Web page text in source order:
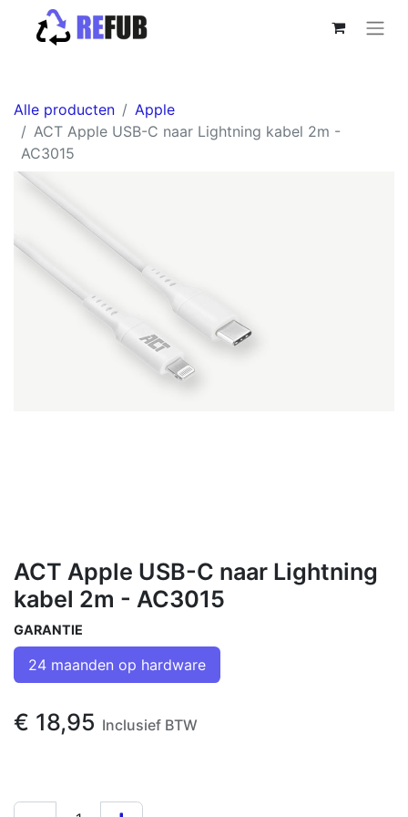
Alle producten
Apple
ACT Apple USB-C naar Lightning kabel 2m -
AC3015
ACT Apple USB-C naar Lightning
kabel 2m - AC3015
GARANTIE
24 maanden op hardware
€ 18,95 Inclusief BTW